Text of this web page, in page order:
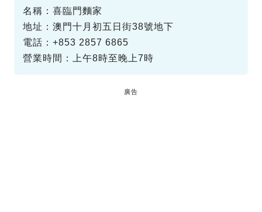
名稱：喜臨門麵家
地址：澳門十月初五日街38號地下
電話：+853 2857 6865
營業時間：上午8時至晚上7時
廣告